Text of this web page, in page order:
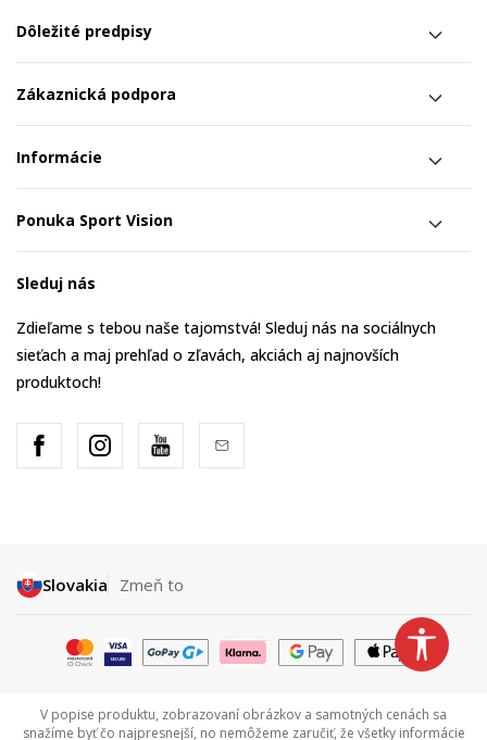
Dôležité predpisy
Zákaznická podpora
Informácie
Ponuka Sport Vision
Sleduj nás
Zdieľame s tebou naše tajomstvá! Sleduj nás na sociálnych
sieťach a maj prehľad o zľavách, akciách aj najnovších
produktoch!
Slovakia Zmeň to
V popise produktu, zobrazovaní obrázkov a samotných cenách sa
snažíme byť čo najpresnejší, no nemôžeme zaručiť, že všetky informácie